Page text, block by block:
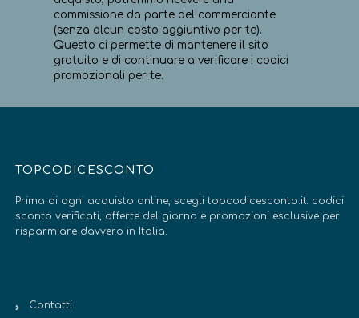
commissione da parte del commerciante
(senza alcun costo aggiuntivo per te).
Questo ci permette di mantenere il sito
gratuito e di continuare a verificare i codici
promozionali per te.
TOPCODICESCONTO
Prima di ogni acquisto online, scegli topcodicesconto.it: codici
sconto verificati, offerte del giorno e promozioni esclusive per
risparmiare davvero in Italia.
Contatti